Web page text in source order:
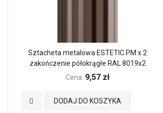
Sztacheta metalowa ESTETIC PM x 2
zakończenie półokrągłe RAL 8019x2
Cena: 9,57 zł
DODAJ DO KOSZYKA
Dodaj